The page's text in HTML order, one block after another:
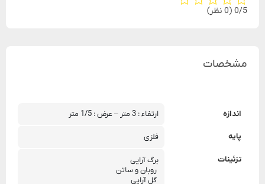
‫0/5 ‫(0 نظر)
مشخصات
اندازه ارتفاء : 3 متر – عرض : 1/5 متر
پایه فلزی
تزئینات
برگ آرایی
روبان و ساتن
گل آرایی